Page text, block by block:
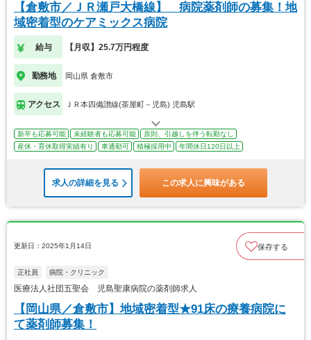
【倉敷市／ＪＲ瀬戸大橋線】 病院薬剤師の募集！地
域密着型のケアミックス病院
給与 【月収】25.7万円程度
勤務地 岡山県 倉敷市
アクセス ＪＲ本四備讃線(茶屋町－児島) 児島駅
新卒も応募可能 未経験者も応募可能
原則、引越しを伴う転勤なし
産休・育休取得実績有り
車通勤可 積極採用中 年間休日120日以上
求人の詳細を見る この求人に興味がある
更新日：2025年1月14日 保存する
正社員 病院・クリニック
医療法人社団五聖会 児島聖康病院の薬剤師求人
【岡山県／倉敷市】地域密着型★91床の療養病院に
て薬剤師募集！